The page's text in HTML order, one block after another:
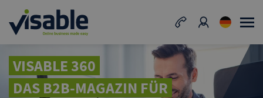
VISABLE 360
DAS B2B-MAGAZIN FÜR